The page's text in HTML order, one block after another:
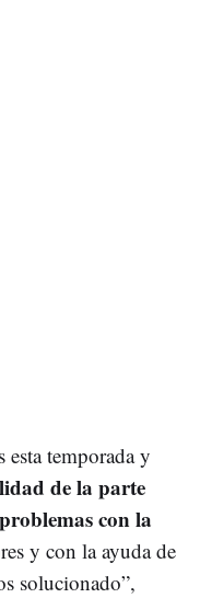
temporada y
de la parte
problemas con la
y con la ayuda de
solucionado”,